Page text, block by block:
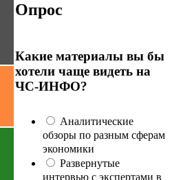
Опрос
Какие материалы вы бы
хотели чаще видеть на
ЧС-ИНФО?
Аналитические
обзоры по разным сферам
экономики
Развернутые
интервью с экспертами в